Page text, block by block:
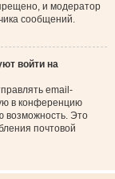
и модератор
сообщений.
войти на
email-
в конференцию
возможность. Это
почтовой